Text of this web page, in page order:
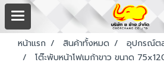
หน้าแรก สินค้าทั้งหมด อุปกรณ์ต
โต๊ะพับหน้าโฟเมก้าขาว ขนาด